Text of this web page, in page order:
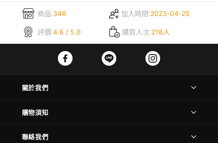
商品:346 加入時間:2023-04-25
評價:4.6 / 5.0 購買人次:218人
關於我們
購物須知
聯絡我們